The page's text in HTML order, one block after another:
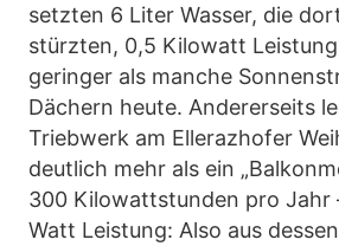
setzten 6 Liter Wasser, die
stürzten, 0,5 Kilowatt
geringer als manche
Dächern heute. Andererseits
Triebwerk am Ellerazhofer
deutlich mehr als ein
300 Kilowattstunden pro Jahr
Watt Leistung: Also aus